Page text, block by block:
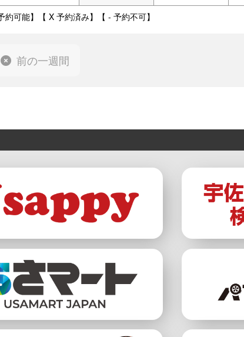
約可能】【 X 予約済み】【 - 予約不可】
前の一週間